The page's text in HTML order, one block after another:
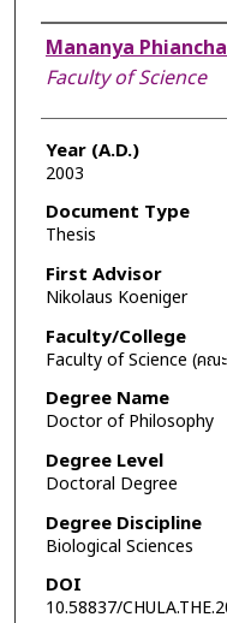
Author
Mananya
Faculty of Science
Year (A.D.)
2003
Document Type
Thesis
First Advisor
Nikolaus Koeniger
Faculty/College
Faculty of Science (คณ
Degree Name
Doctor of Philosophy
Degree Level
Doctoral Degree
Degree Discipline
Biological Sciences
DOI
10.58837/